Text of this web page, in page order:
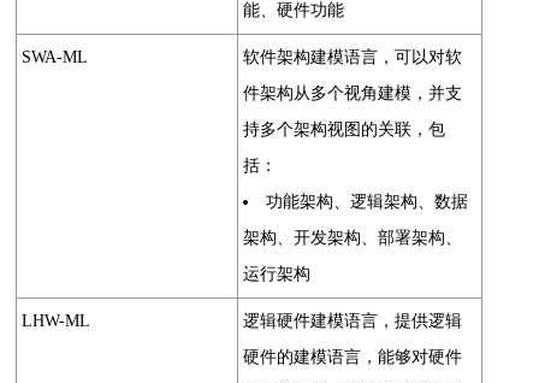
能、硬件功能
SWA-ML
软件架构建模语言，可以对软
件架构从多个视角建模，并支
持多个架构视图的关联，包
括：
功能架构、逻辑架构、数据
架构、开发架构、部署架构、
运行架构
LHW-ML
逻辑硬件建模语言，提供逻辑
硬件的建模语言，能够对硬件